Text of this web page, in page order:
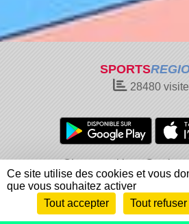
SPORTS
28480
Charte cookies
Gestion
Informations légales
Signaler un
Envie de participer ?
Ce site utilise des cookies et vous
que vous souhaitez activer
Tout accepter
Tout refuser